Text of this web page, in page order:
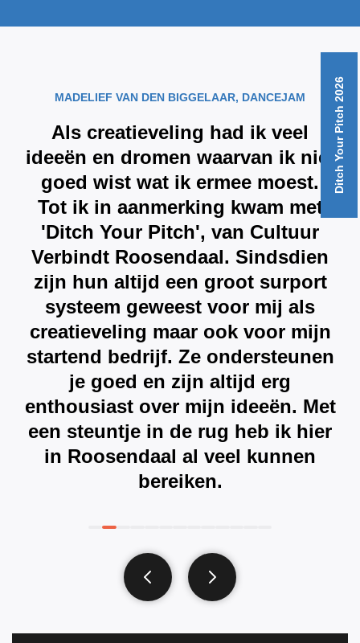
Ditch Your Pitch 2026
MADELIEF VAN DEN BIGGELAAR, DANCEJAM
Als creatieveling had ik veel
ideeën en dromen waarvan ik niet
goed wist wat ik ermee moest.
Tot ik in aanmerking kwam met
'Ditch Your Pitch', van Cultuur
Verbindt Roosendaal. Sindsdien
zijn hun altijd een groot surport
systeem geweest voor mij als
creatieveling maar ook voor mijn
startend bedrijf. Ze ondersteunen
je goed en zijn altijd erg
enthousiast over mijn ideeën. Met
een steuntje in de rug heb ik hier
in Roosendaal al veel kunnen
bereiken.